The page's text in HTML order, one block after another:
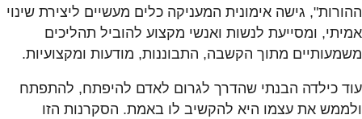
ההורות", גישה אימונית המעניקה כלים מעשיים ליצירת שינוי
אמיתי, ומסייעת לנשות ואנשי מקצוע להוביל תהליכים
משמעותיים מתוך הקשבה, התבוננות, מודעות ומקצועיות.
עוד כילדה הבנתי שהדרך לגרום לאדם להיפתח, להתפתח
ולממש את עצמו היא להקשיב לו באמת. הסקרנות הזו